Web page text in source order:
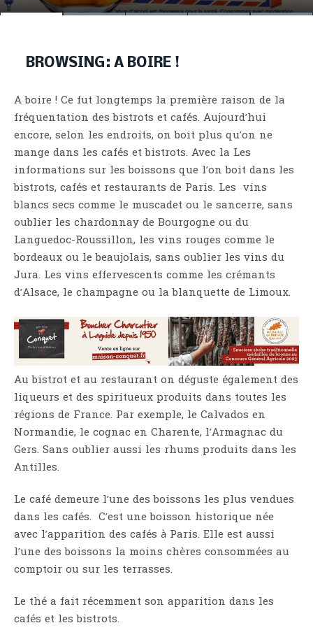
BROWSING: A BOIRE !
A boire ! Ce fut longtemps la première raison de la
fréquentation des bistrots et cafés. Aujourd’hui
encore, selon les endroits, on boit plus qu’on ne
mange dans les cafés et bistrots. Avec la Les
informations sur les boissons que l’on boit dans les
bistrots, cafés et restaurants de Paris. Les vins
blancs secs comme le muscadet ou le sancerre, sans
oublier les chardonnay de Bourgogne ou du
Languedoc-Roussillon, les vins rouges comme le
bordeaux ou le beaujolais, sans oublier les vins du
Jura. Les vins effervescents comme les crémants
d’Alsace, le champagne ou la blanquette de Limoux.
Au bistrot et au restaurant on déguste également des
liqueurs et des spiritueux produits dans toutes les
régions de France. Par exemple, le Calvados en
Normandie, le cognac en Charente, l’Armagnac du
Gers. Sans oublier aussi les rhums produits dans les
Antilles.
Le café demeure l’une des boissons les plus vendues
dans les cafés. C’est une boisson historique née
avec l’apparition des cafés à Paris. Elle est aussi
l’une des boissons la moins chères consommées au
comptoir ou sur les terrasses.
Le thé a fait récemment son apparition dans les
cafés et les bistrots.